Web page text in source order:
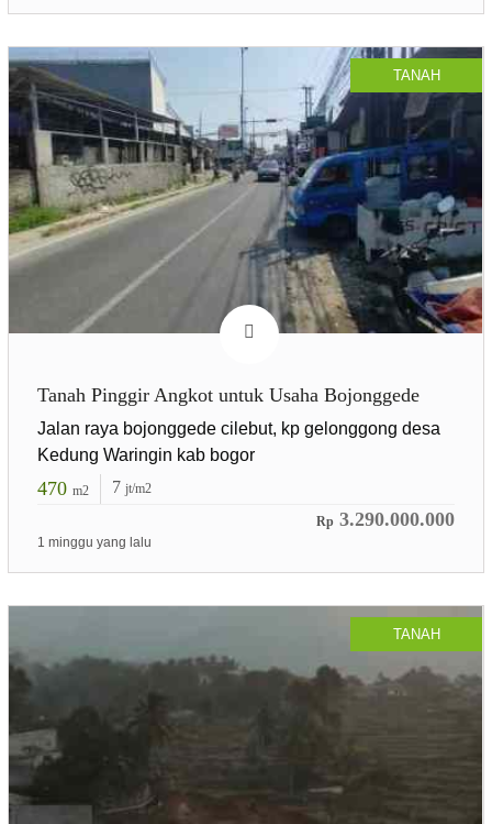
TANAH
Tanah Pinggir Angkot untuk Usaha Bojonggede
Jalan raya bojonggede cilebut, kp gelonggong desa
Kedung Waringin kab bogor
470 m2 7 jt/m2
Rp 3.290.000.000
1 minggu yang lalu
TANAH